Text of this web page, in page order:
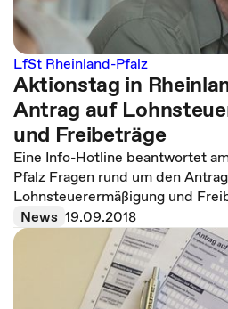
LfSt Rheinland-Pfalz
Aktionstag in
Antrag auf
und Freibeträge
Eine Info-Hotline beantwortet
Pfalz Fragen rund um den
Lohnsteuerermäßigung und
News 19.09.2018